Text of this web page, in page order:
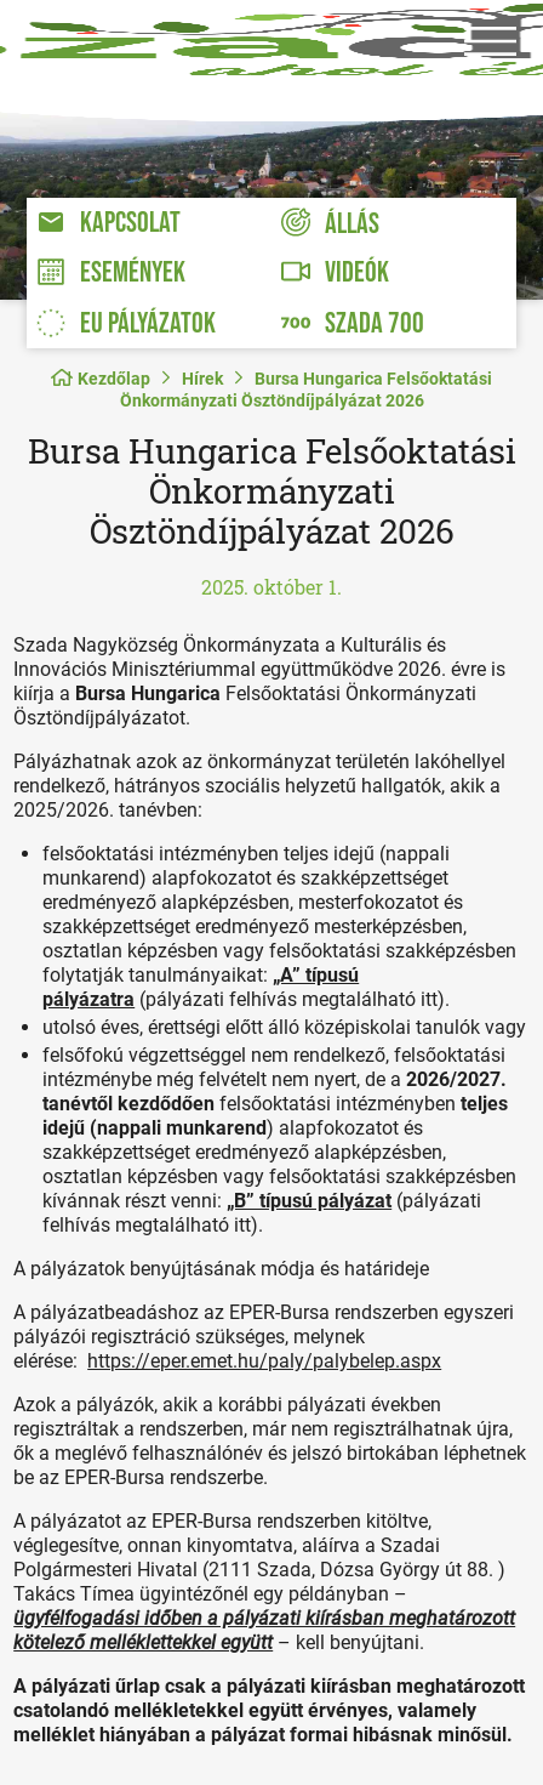
KAPCSOLAT
ÁLLÁS
ESEMÉNYEK
VIDEÓK
EU PÁLYÁZATOK
SZADA 700
Kezdőlap Hírek
Bursa Hungarica Felsőoktatási
Önkormányzati Ösztöndíjpályázat 2026
Bursa Hungarica Felsőoktatási
Önkormányzati
Ösztöndíjpályázat 2026
2025. október 1.
Szada Nagyközség Önkormányzata a Kulturális és
Innovációs Minisztériummal együttműködve 2026. évre is
kiírja a Bursa Hungarica Felsőoktatási Önkormányzati
Ösztöndíjpályázatot.
Pályázhatnak azok az önkormányzat területén lakóhellyel
rendelkező, hátrányos szociális helyzetű hallgatók, akik a
2025/2026. tanévben:
felsőoktatási intézményben teljes idejű (nappali
munkarend) alapfokozatot és szakképzettséget
eredményező alapképzésben, mesterfokozatot és
szakképzettséget eredményező mesterképzésben,
osztatlan képzésben vagy felsőoktatási szakképzésben
folytatják tanulmányaikat: „A” típusú
pályázatra (pályázati felhívás megtalálható itt).
utolsó éves, érettségi előtt álló középiskolai tanulók vagy
felsőfokú végzettséggel nem rendelkező, felsőoktatási
intézménybe még felvételt nem nyert, de a2026/2027.
tanévtől kezdődően felsőoktatási intézménybenteljes
idejű (nappali munkarend) alapfokozatot és
szakképzettséget eredményező alapképzésben,
osztatlan képzésben vagy felsőoktatási szakképzésben
kívánnak részt venni: „B” típusú pályázat (pályázati
felhívás megtalálható itt).
A pályázatok benyújtásának módja és határideje
A pályázatbeadáshoz az EPER-Bursa rendszerben egyszeri
pályázói regisztráció szükséges, melynek
elérése: https://eper.emet.hu/paly/palybelep.aspx
Azok a pályázók, akik a korábbi pályázati években
regisztráltak a rendszerben, már nem regisztrálhatnak újra,
ők a meglévő felhasználónév és jelszó birtokában léphetnek
be az EPER-Bursa rendszerbe.
A pályázatot az EPER-Bursa rendszerben kitöltve,
véglegesítve, onnan kinyomtatva, aláírva a Szadai
Polgármesteri Hivatal (2111 Szada, Dózsa György út 88. )
Takács Tímea ügyintézőnél egy példányban –
ügyfélfogadási időben a pályázati kiírásban meghatározott
kötelező melléklettekkel együtt– kell benyújtani.
A pályázati űrlap csak a pályázati kiírásban meghatározott
csatolandó mellékletekkel együtt érvényes, valamely
melléklet hiányában a pályázat formai hibásnak minősül.